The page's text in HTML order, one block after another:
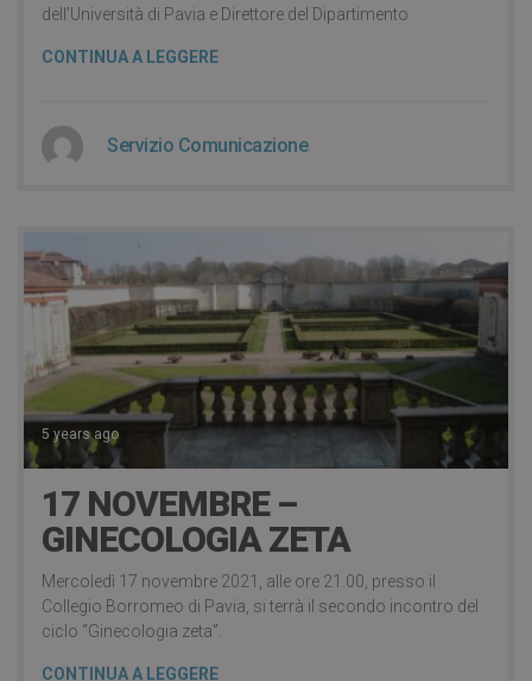
dell’Università di Pavia e Direttore del Dipartimento
CONTINUA A LEGGERE
Servizio Comunicazione
5 years ago
17 NOVEMBRE –
GINECOLOGIA ZETA
Mercoledì 17 novembre 2021, alle ore 21.00, presso il
Collegio Borromeo di Pavia, si terrà il secondo incontro del
ciclo “Ginecologia zeta”.
CONTINUA A LEGGERE